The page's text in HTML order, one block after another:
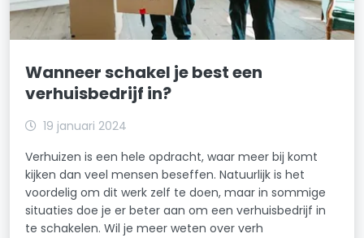
Wanneer schakel je best een
verhuisbedrijf in?
19 januari 2024
Verhuizen is een hele opdracht, waar meer bij komt
kijken dan veel mensen beseffen. Natuurlijk is het
voordelig om dit werk zelf te doen, maar in sommige
situaties doe je er beter aan om een verhuisbedrijf in
te schakelen. Wil je meer weten over verh